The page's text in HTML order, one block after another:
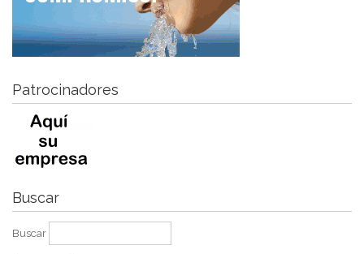
Patrocinadores
Buscar
Buscar